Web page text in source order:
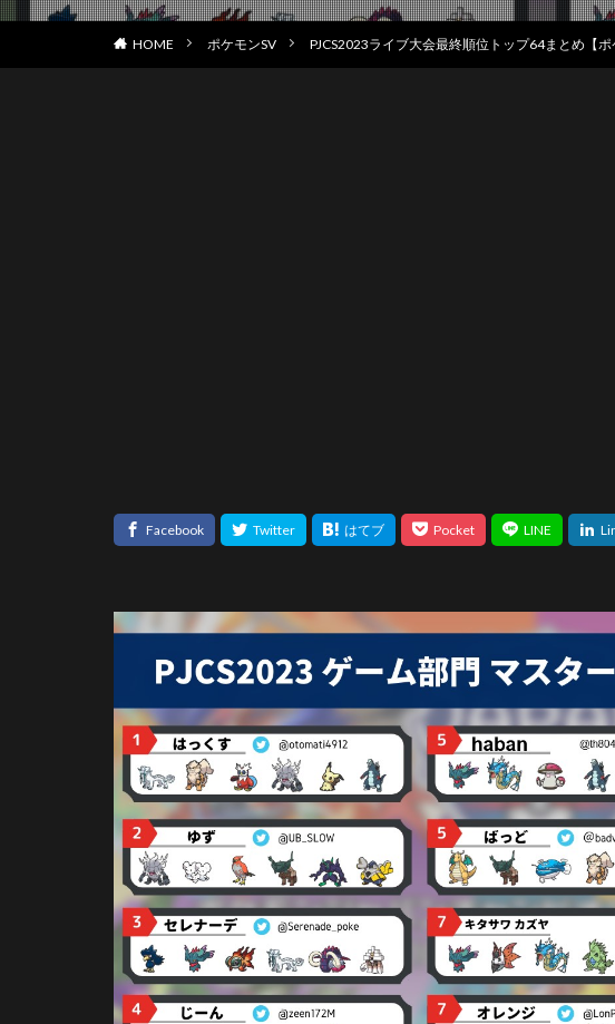
HOME ポケモンSV PJCS2023ライブ大会最終順位トップ64まとめ【ポ